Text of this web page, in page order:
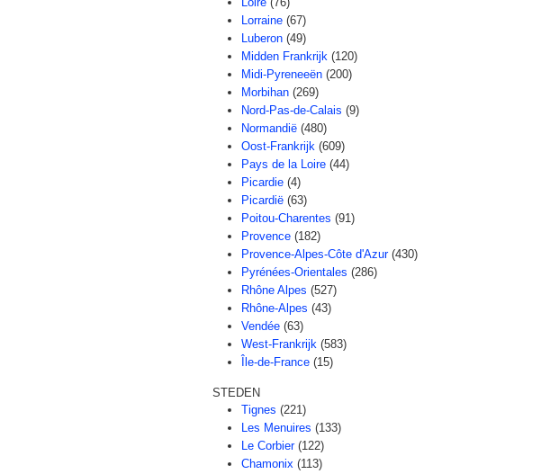
Lorraine (67)
Luberon (49)
Midden Frankrijk (120)
Midi-Pyreneeën (200)
Morbihan (269)
Nord-Pas-de-Calais (9)
Normandië (480)
Oost-Frankrijk (609)
Pays de la Loire (44)
Picardie (4)
Picardië (63)
Poitou-Charentes (91)
Provence (182)
Provence-Alpes-Côte d'Azur (430)
Pyrénées-Orientales (286)
Rhône Alpes (527)
Rhône-Alpes (43)
Vendée (63)
West-Frankrijk (583)
Île-de-France (15)
STEDEN
Tignes (221)
Les Menuires (133)
Le Corbier (122)
Chamonix (113)